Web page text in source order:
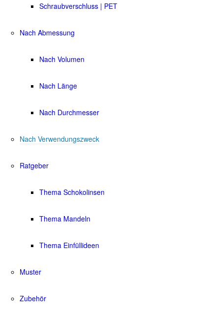
Schraubverschluss | PET
Nach Abmessung
Nach Volumen
Nach Länge
Nach Durchmesser
Nach Verwendungszweck
Ratgeber
Thema Schokolinsen
Thema Mandeln
Thema Einfüllideen
Muster
Zubehör